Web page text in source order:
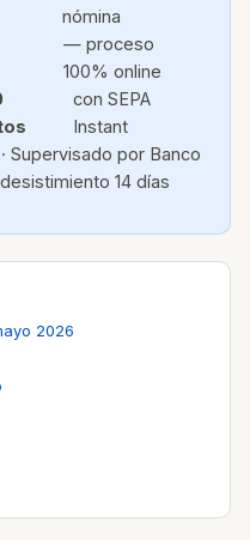
nómina
— proceso
100% online
con SEPA
Instant
Supervisado por Banco
14 días
2026